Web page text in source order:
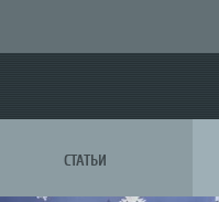
СТАТЬИ